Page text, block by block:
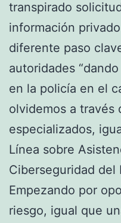
transpirado
información
diferente paso
autoridades
en la policía en el
olvidemos a través
especializados,
Línea sobre
Ciberseguridad del
Empezando por
riesgo, igual que